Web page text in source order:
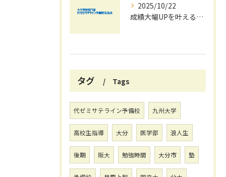
2025/10/22
成績大幅UPを叶える秋の効率学習法
タグ Tags
代ゼミサテライン予備校 九州大学
高校生指導 大分 医学部 浪人生
後期 阪大 勉強時間 大分市 塾